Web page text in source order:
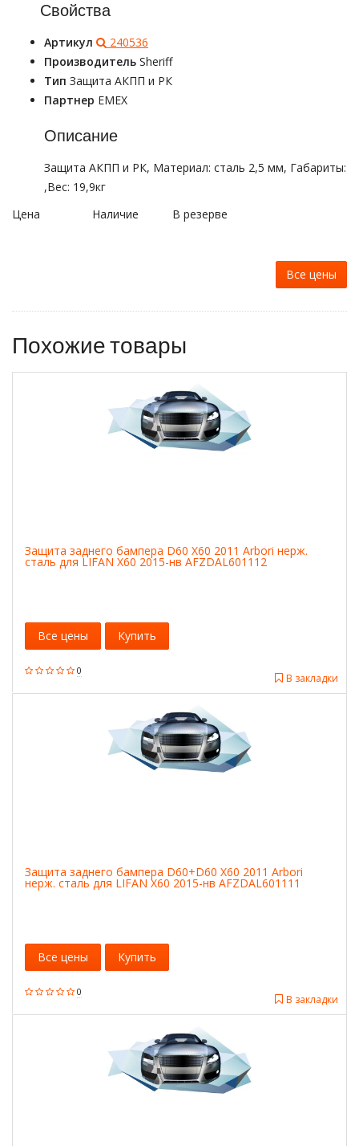
Свойства
Артикул
240536
Производитель Sheriff
Тип Защита АКПП и РК
Партнер EMEX
Описание
Защита АКПП и РК, Материал: сталь 2,5 мм, Габариты:
,Вес: 19,9кг
Цена
Наличие В резерве
Все цены
Похожие товары
Защита заднего бампера D60 X60 2011 Arbori нерж.
сталь для LIFAN X60 2015-нв AFZDAL601112
0
В закладки
Все цены Купить
Защита заднего бампера D60+D60 X60 2011 Arbori
нерж. сталь для LIFAN X60 2015-нв AFZDAL601111
0
В закладки
Все цены Купить